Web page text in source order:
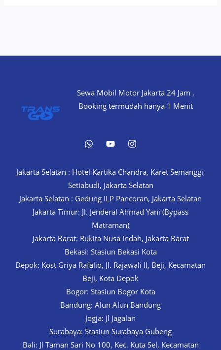
Sewa Mobil Motor Jakarta 24 Jam ,
Booking termudah hanya 1 Menit
Jakarta Selatan : Hotel Kartika Chandra, Karet Semanggi,
Setiabudi, Jakarta Selatan
Jakarta Selatan : Gedung ILP Pancoran, Jakarta Selatan
Jakarta Timur: Jl. Jenderal Ahmad Yani (Bypass
Matraman)
Jakarta Barat: Rukita Nusa Indah, Jakarta Barat
Bekasi: Stasiun Bekasi Kota
Depok: Kost Griya Rafalio, Jl. Rajawali II, Beji, Kecamatan
Beji, Kota Depok
Bogor: Stasiun Bogor Kota
Bandung: Alun Alun Bandung
Jogja: Jl Jagalan
Surabaya: Stasiun Surabaya Gubeng
Bali: Jl Taman Sari No 100, Kec. Kuta Sel, Kecamatan